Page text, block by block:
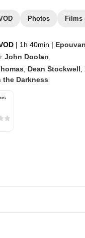
Photos Films
| 1h 40min |
John Doolan
Dean Stockwell
the Darkness